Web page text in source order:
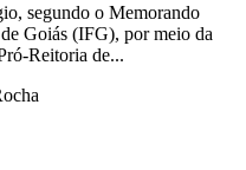
segundo o Memorando
Goiás (IFG), por meio da
Reitoria de...